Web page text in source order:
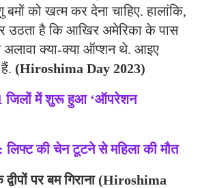
को खत्म कर देना चाहिए. हालांकि,
उठता है कि आखिर अमेरिका के पास
अलावा क्या-क्या ऑप्शन थे. आइए
(Hiroshima Day 2023)
जिलों में शुरू हुआ ‘ऑपरेशन
की चेन टूटने से महिला की मौत
पर बम गिराना (Hiroshima